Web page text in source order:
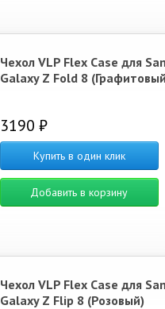
Чехол VLP Flex Case для
Galaxy Z Fold 8
3190 ₽
Купить в один клик
Добавить в корзину
Чехол VLP Flex Case для
Galaxy Z Flip 8 (Розовый)